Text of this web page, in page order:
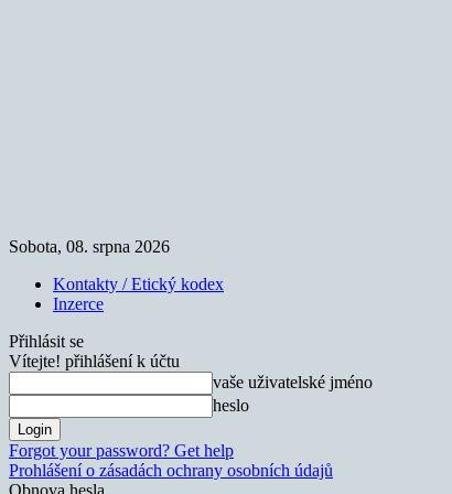
Sobota, 08. srpna 2026
Kontakty / Etický kodex
Inzerce
Přihlásit se
Vítejte! přihlášení k účtu
vaše uživatelské jméno
heslo
Forgot your password? Get help
Prohlášení o zásadách ochrany osobních údajů
Obnova hesla